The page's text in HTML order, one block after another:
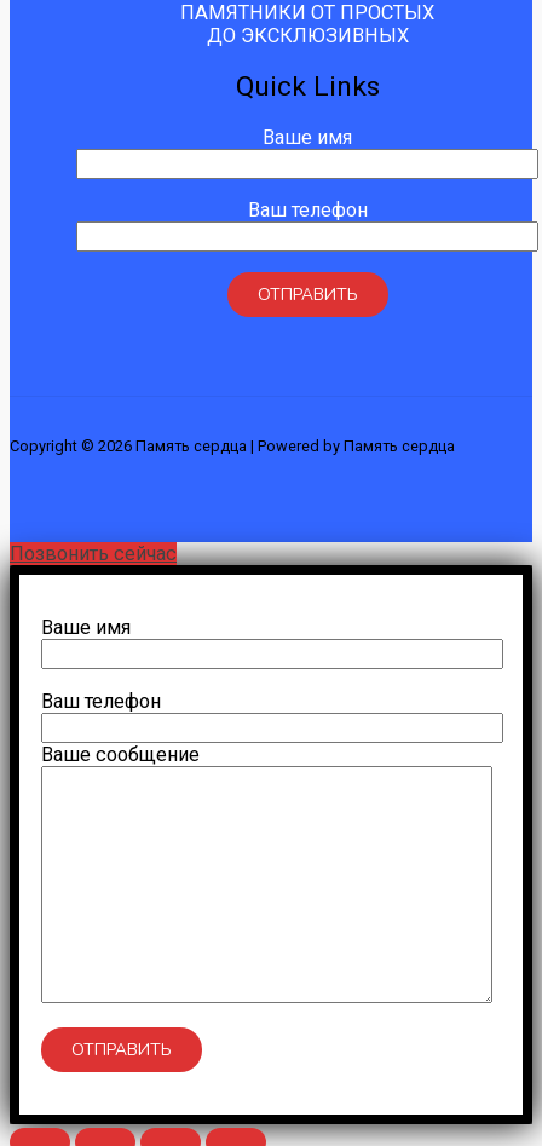
ПАМЯТНИКИ ОТ ПРОСТЫХ
ДО ЭКСКЛЮЗИВНЫХ
Quick Links
Ваше имя
Ваш телефон
Copyright © 2026 Память сердца | Powered by Память сердца
Позвонить сейчас
Ваше имя
Ваш телефон
Ваше сообщение